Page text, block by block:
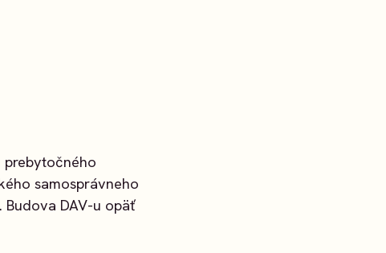
samosprávneho
DAV-u opäť